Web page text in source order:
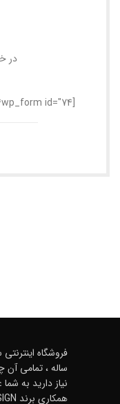
در
[mc4wp_form id="74"]
ساله ، تمامی آن
نیاز دارید به